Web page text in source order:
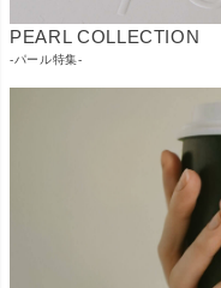
PEARL COLLECTION
-パール特集-